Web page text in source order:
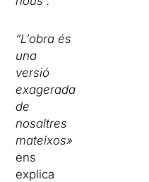
“L’obra és
una
versió
exagerada
de
nosaltres
mateixos»
ens
explica